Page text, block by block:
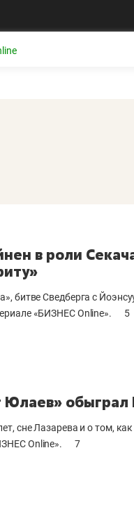
в роли
битве Сведберга с
«БИЗНЕС Online».
5
Юлаев» обыграл
сне Лазарева и о том, как
Online».
7